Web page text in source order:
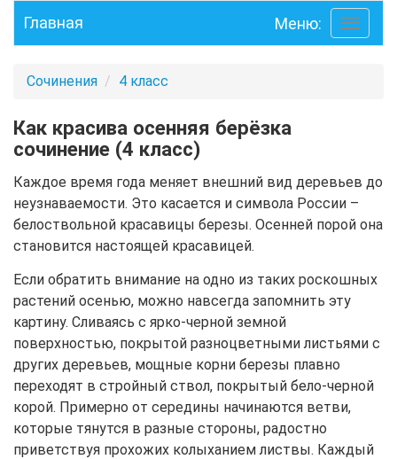
Toggle
Главная Меню:
Сочинения 4 класс
Как красива осенняя берёзка
сочинение (4 класс)
Каждое время года меняет внешний вид деревьев до
неузнаваемости. Это касается и символа России –
белоствольной красавицы березы. Осенней порой она
становится настоящей красавицей.
Если обратить внимание на одно из таких роскошных
растений осенью, можно навсегда запомнить эту
картину. Сливаясь с ярко-черной земной
поверхностью, покрытой разноцветными листьями с
других деревьев, мощные корни березы плавно
переходят в стройный ствол, покрытый бело-черной
корой. Примерно от середины начинаются ветви,
которые тянутся в разные стороны, радостно
приветствуя прохожих колыханием листвы. Каждый